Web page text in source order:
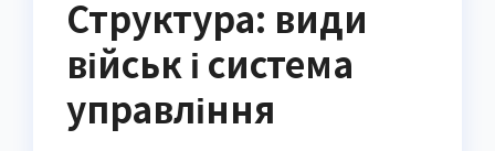
Структура: види
військ і система
управління